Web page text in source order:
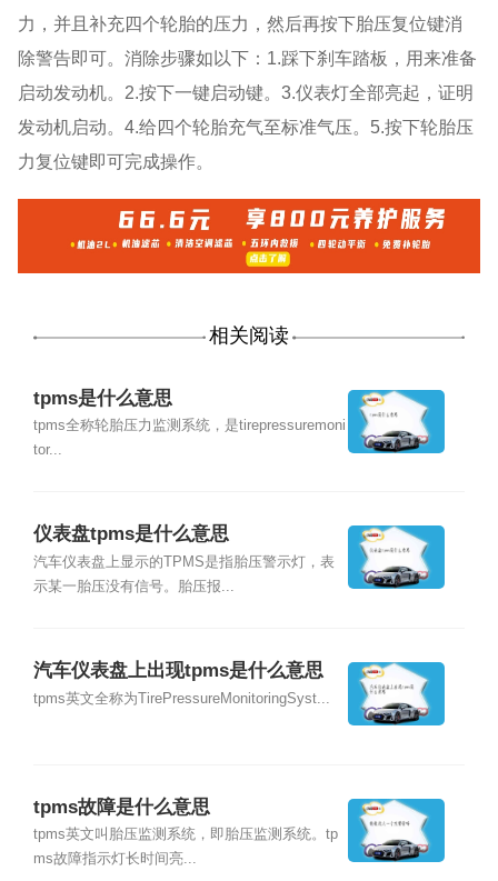
力，并且补充四个轮胎的压力，然后再按下胎压复位键消
除警告即可。消除步骤如以下：1.踩下刹车踏板，用来准备
启动发动机。2.按下一键启动键。3.仪表灯全部亮起，证明
发动机启动。4.给四个轮胎充气至标准气压。5.按下轮胎压
力复位键即可完成操作。
相关阅读
tpms是什么意思
tpms全称轮胎压力监测系统，是tirepressuremoni
tor...
仪表盘tpms是什么意思
汽车仪表盘上显示的TPMS是指胎压警示灯，表
示某一胎压没有信号。胎压报...
汽车仪表盘上出现tpms是什么意思
tpms英文全称为TirePressureMonitoringSyst...
tpms故障是什么意思
tpms英文叫胎压监测系统，即胎压监测系统。tp
ms故障指示灯长时间亮...